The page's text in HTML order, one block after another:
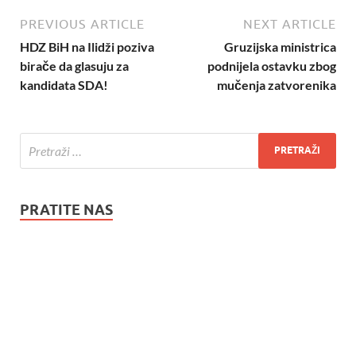
PREVIOUS ARTICLE
HDZ BiH na Ilidži poziva
birače da glasuju za
kandidata SDA!
NEXT ARTICLE
Gruzijska ministrica
podnijela ostavku zbog
mučenja zatvorenika
PRATITE NAS